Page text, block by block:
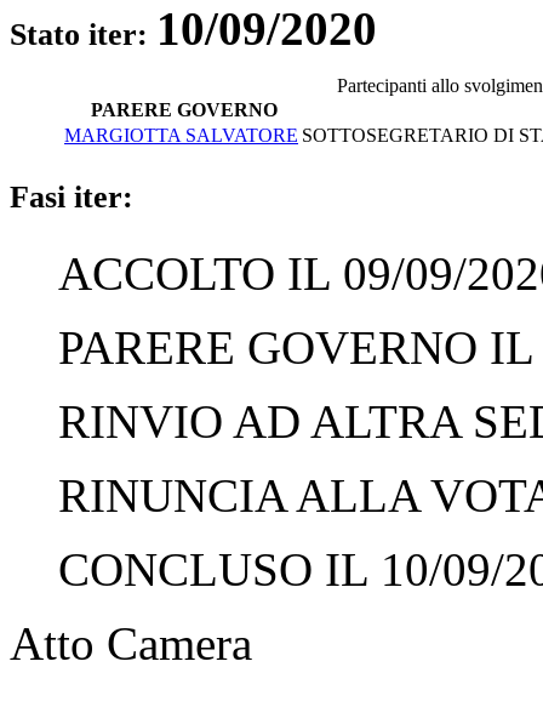
Stato iter: 10/09/2020
Partecipanti allo
PARERE GOVERNO
MARGIOTTA SALVATORE SOTTOSEGRETARIO DI
Fasi iter:
ACCOLTO IL 09/09/
PARERE GOVERNO
RINVIO AD ALTRA
RINUNCIA ALLA
CONCLUSO IL 10/09/
Atto Camera